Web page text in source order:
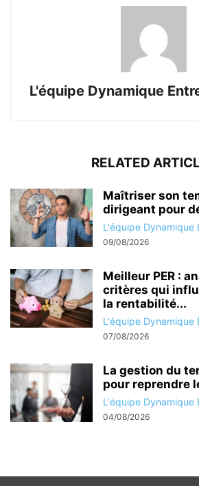
L'équipe Dynamique
RELATED
Maîtriser son
dirigeant pour
L'équipe Dynamique
09/08/2026
Meilleur PER :
critères qui
la rentabilité...
L'équipe Dynamique
07/08/2026
La gestion du
pour reprendre
L'équipe Dynamique
04/08/2026